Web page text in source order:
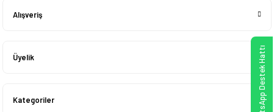
Alışveriş
Üyelik
Kategoriler WhatsApp Destek Hattı